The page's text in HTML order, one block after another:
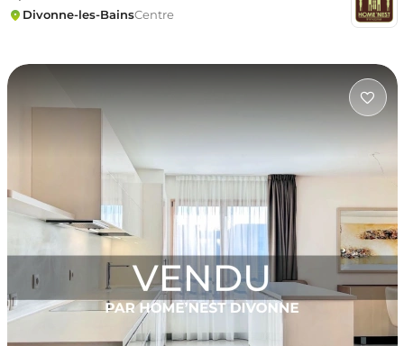
Divonne-les-BainsCentre